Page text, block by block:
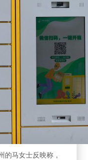
马女士反映称，